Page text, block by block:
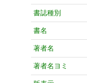
書誌種別
書名
著者名
著者名ヨミ